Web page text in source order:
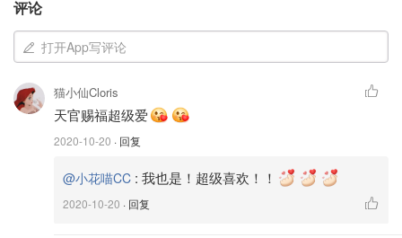
在，中后期人物的各种命运开始改变，才凸显出书中主角感
情的动人之处。
PS：
同作者的另一本书也值得一看，《魔道祖师》
这本太火了就不单独介绍了，但是这本其实写的比较乱，建
议先看剧或者动漫后再看书，不然很容易就弃掉了
评论
打开App写评论
猫小仙Cloris
天官赐福超级爱
2020-10-20 · 回复
@小花喵CC : 我也是！超级喜欢！！
2020-10-20 · 回复